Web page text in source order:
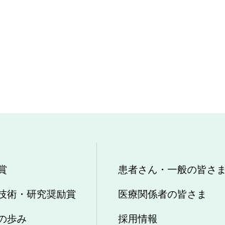
術・研究奨励賞
歩み
患者さん・一般の皆さま
医療関係者の皆さま
採用情報